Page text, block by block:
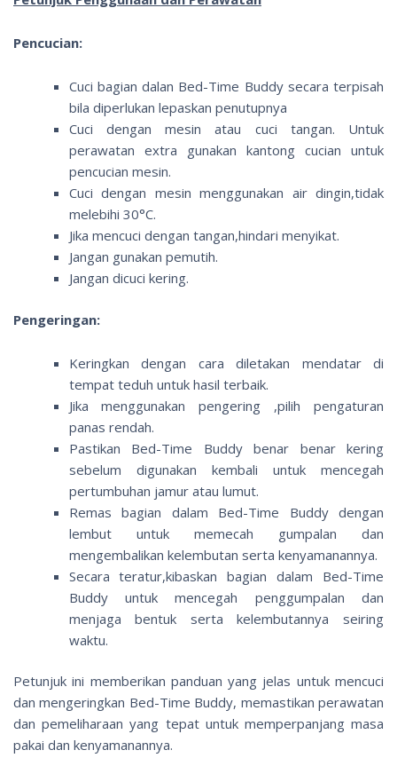
Pencucian:
Cuci bagian dalan Bed-Time Buddy secara terpisah
bila diperlukan lepaskan penutupnya
Cuci dengan mesin atau cuci tangan. Untuk
perawatan extra gunakan kantong cucian untuk
pencucian mesin.
Cuci dengan mesin menggunakan air dingin,tidak
melebihi 30°C.
Jika mencuci dengan tangan,hindari menyikat.
Jangan gunakan pemutih.
Jangan dicuci kering.
Pengeringan:
Keringkan dengan cara diletakan mendatar di
tempat teduh untuk hasil terbaik.
Jika menggunakan pengering ,pilih pengaturan
panas rendah.
Pastikan Bed-Time Buddy benar benar kering
sebelum digunakan kembali untuk mencegah
pertumbuhan jamur atau lumut.
Remas bagian dalam Bed-Time Buddy dengan
lembut untuk memecah gumpalan dan
mengembalikan kelembutan serta kenyamanannya.
Secara teratur,kibaskan bagian dalam Bed-Time
Buddy untuk mencegah penggumpalan dan
menjaga bentuk serta kelembutannya seiring
waktu.
Petunjuk ini memberikan panduan yang jelas untuk mencuci
dan mengeringkan Bed-Time Buddy, memastikan perawatan
dan pemeliharaan yang tepat untuk memperpanjang masa
pakai dan kenyamanannya.